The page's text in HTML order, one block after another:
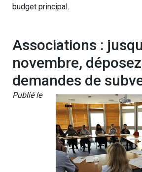
budget principal.
Associations :
novembre,
demandes de
Publié le